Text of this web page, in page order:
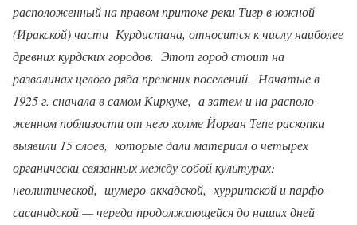
расположенный на правом притоке реки Тигр в южной
(Иракской) части Курдистана, относится к числу наиболее
древ­них курдских городов. Этот город стоит на
развалинах целого ряда прежних поселений. Начатые в
1925 г. сначала в самом Киркуке, а затем и на располо­
женном поблизости от него холме Йорган Тепе раскопки
выявили 15 слоев, которые дали материал о четырех
органически связанных между собой культурах:
неолитической, шумеро-аккадской, хурритской и парфо-
сасанидской — череда продолжающейся до наших дней